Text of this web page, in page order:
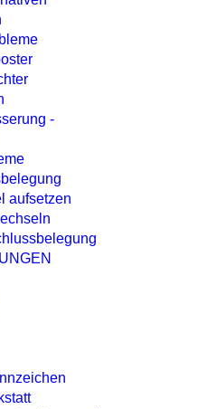
-
aufsetzen